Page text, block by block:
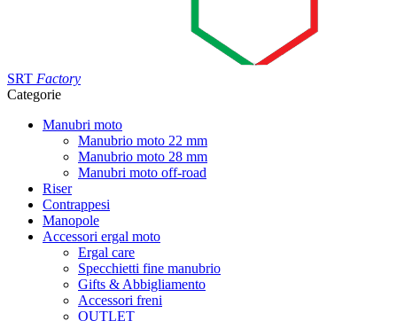
SRT Factory
Categorie
Manubri moto
Manubrio moto 22 mm
Manubrio moto 28 mm
Manubri moto off-road
Riser
Contrappesi
Manopole
Accessori ergal moto
Ergal care
Specchietti fine manubrio
Gifts & Abbigliamento
Accessori freni
OUTLET